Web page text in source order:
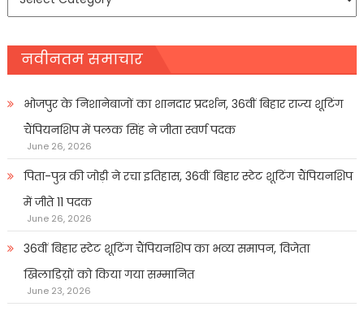
नवीनतम समाचार
भोजपुर के निशानेबाजों का शानदार प्रदर्शन, 36वीं बिहार राज्य शूटिंग
चैंपियनशिप में पलक सिंह ने जीता स्वर्ण पदक
June 26, 2026
पिता-पुत्र की जोड़ी ने रचा इतिहास, 36वीं बिहार स्टेट शूटिंग चैंपियनशिप
में जीते 11 पदक
June 26, 2026
36वीं बिहार स्टेट शूटिंग चैंपियनशिप का भव्य समापन, विजेता
खिलाडिय़ों को किया गया सम्मानित
June 23, 2026